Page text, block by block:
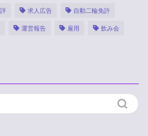
求人広告 自動二輪免許
運営報告 雇用 飲み会